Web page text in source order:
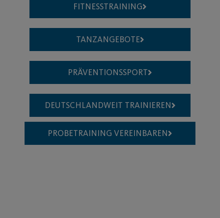
FITNESSTRAINING
TANZANGEBOTE
PRÄVENTIONSSPORT
DEUTSCHLANDWEIT TRAINIEREN
PROBETRAINING VEREINBAREN